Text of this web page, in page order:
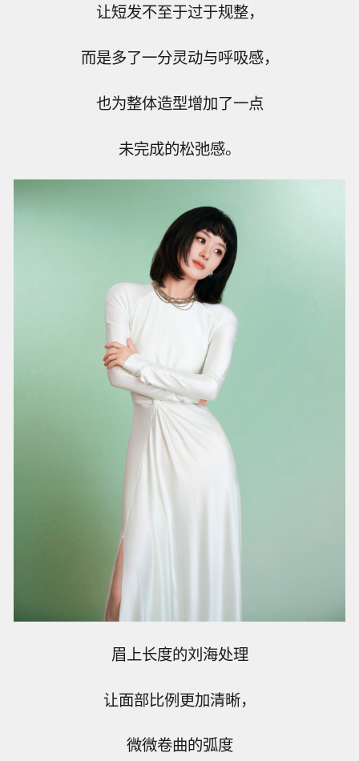
让短发不至于过于规整，
而是多了一分灵动与呼吸感，
也为整体造型增加了一点
未完成的松弛感。
眉上长度的刘海处理
让面部比例更加清晰，
微微卷曲的弧度